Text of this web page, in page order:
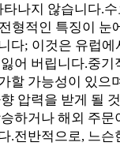
나지 않습니다.
형적인 특징이 눈
다; 이것은 유럽에
어 버립니다.중기
할 가능성이 있으
압력을 받게 될
하거나 해외 주문
.전반적으로, 느슨